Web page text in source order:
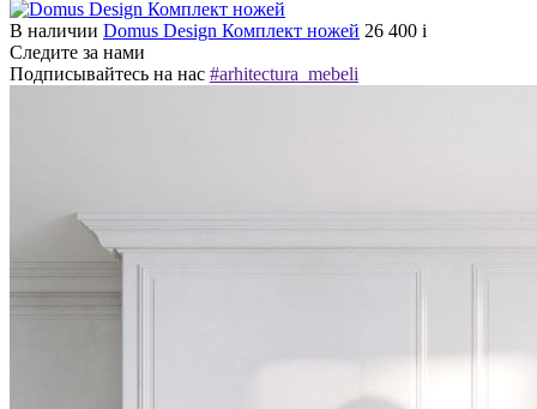
В наличии Domus Design Комплект ножей 26 400 i
Следите за нами
Подписывайтесь на нас #arhitectura_mebeli